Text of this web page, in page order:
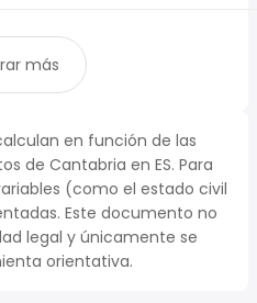
más
en función de las
de Cantabria en ES. Para
(como el estado civil
Este documento no
legal y únicamente se
orientativa.